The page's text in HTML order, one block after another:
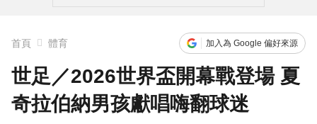
首頁 體育 加入為 Google 偏好來源
世足／2026世界盃開幕戰登場 夏
奇拉伯納男孩獻唱嗨翻球迷